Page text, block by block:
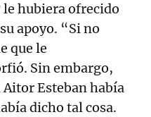
le hubiera ofrecido
apoyo. “Si no
que le
Sin embargo,
Esteban había
dicho tal cosa.